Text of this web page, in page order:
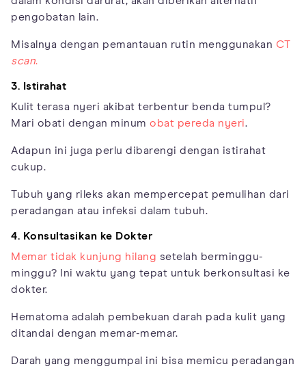
pengobatan lain.
Misalnya dengan pemantauan rutin menggunakan CT
scan.
3. Istirahat
Kulit terasa nyeri akibat terbentur benda tumpul?
Mari obati dengan minum obat pereda nyeri.
Adapun ini juga perlu dibarengi dengan istirahat
cukup.
Tubuh yang rileks akan mempercepat pemulihan dari
peradangan atau infeksi dalam tubuh.
4. Konsultasikan ke Dokter
Memar tidak kunjung hilang setelah berminggu-
minggu? Ini waktu yang tepat untuk berkonsultasi ke
dokter.
Hematoma adalah pembekuan darah pada kulit yang
ditandai dengan memar-memar.
Darah yang menggumpal ini bisa memicu peradangan